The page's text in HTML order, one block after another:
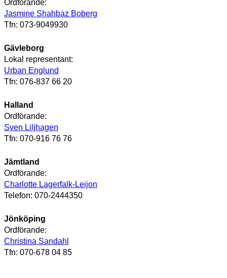
Ordförande:
Jasmine Shahbaz Boberg
Tfn: 073-9049930
Gävleborg
Lokal representant:
Urban Englund
Tfn: 076-837 66 20
Halland
Ordförande:
Sven Liljhagen
Tfn: 070-916 76 76
Jämtland
Ordförande:
Charlotte Lagerfalk-Leijon
Telefon: 070-2444350
Jönköping
Ordförande:
Christina Sandahl
Tfn: 070-678 04 85